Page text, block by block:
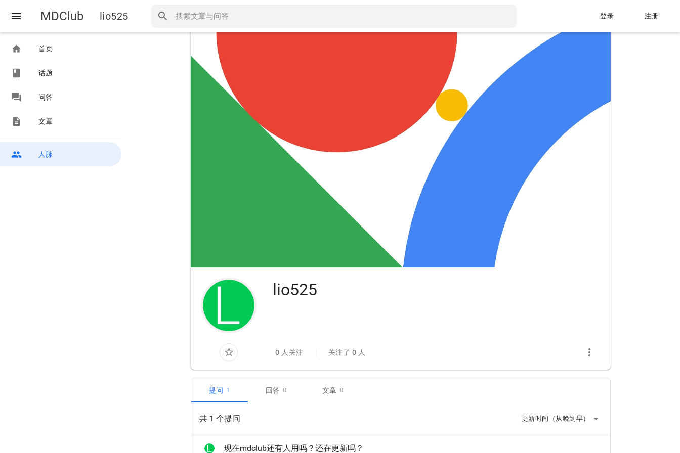
menu MDClub lio525 search 登录 注册
home 首页
class 话题
forum 问答
description 文章
people 人脉
lio525
star_border 0 人关注 关注了0 人 more_vert
提问 1 回答 0 文章 0
共 1 个提问 更新时间（从晚到早） arrow_drop_down
现在mdclub还有人用吗？还在更新吗？